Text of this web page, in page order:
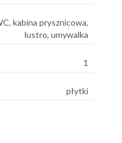
kabina prysznicowa,
lustro, umywalka
1
płytki